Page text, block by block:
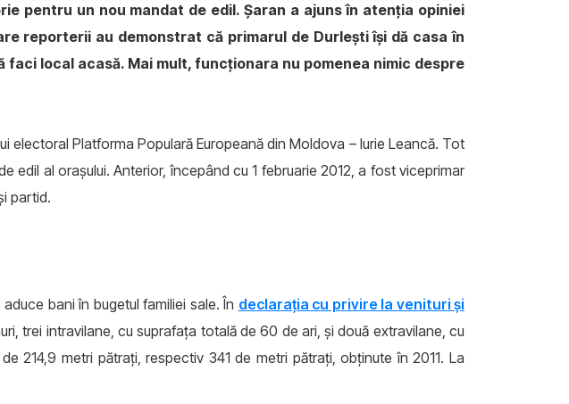
pentru un nou mandat de edil. Șaran a ajuns în atenția opiniei
reporterii au demonstrat că primarul de Durlești își dă casa în
local acasă. Mai mult, funcționara nu pomenea nimic despre
electoral Platforma Populară Europeană din Moldova – Iurie Leancă. Tot
edil al orașului. Anterior, începând cu 1 februarie 2012, a fost viceprimar
partid.
bani în bugetul familiei sale. În declarația cu privire la venituri și
trei intravilane, cu suprafața totală de 60 de ari, și două extravilane, cu
214,9 metri pătrați, respectiv 341 de metri pătrați, obținute în 2011. La